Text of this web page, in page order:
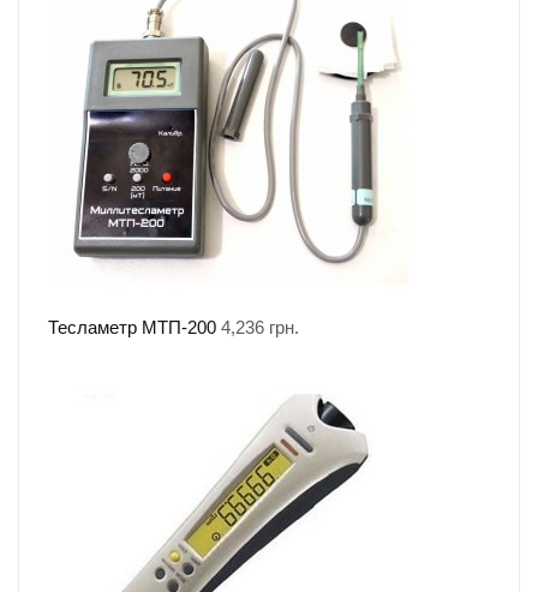
Тесламетр МТП-200 4,236 грн.